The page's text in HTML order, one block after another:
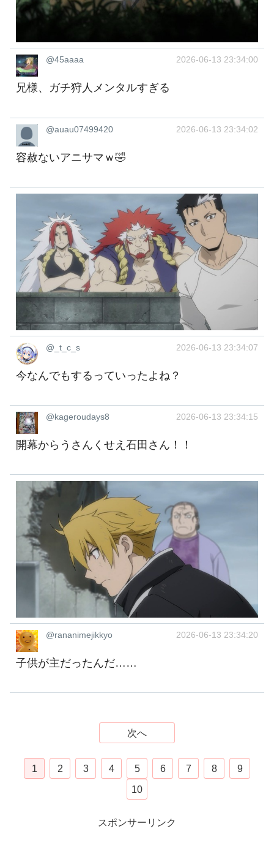
@45aaaa 2026-06-13 23:34:00
兄様、ガチ狩人メンタルすぎる
@auau07499420 2026-06-13 23:34:02
容赦ないアニサマｗ🤣
@_t_c_s 2026-06-13 23:34:07
今なんでもするっていったよね？
@kageroudays8 2026-06-13 23:34:15
開幕からうさんくせえ石田さん！！
@rananimejikkyo 2026-06-13 23:34:20
子供が主だったんだ……
次へ
1 2 3 4 5 6 7 8
9
10
スポンサーリンク